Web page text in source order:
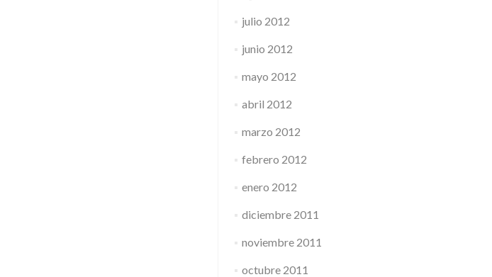
julio 2012
junio 2012
mayo 2012
abril 2012
marzo 2012
febrero 2012
enero 2012
diciembre 2011
noviembre 2011
octubre 2011